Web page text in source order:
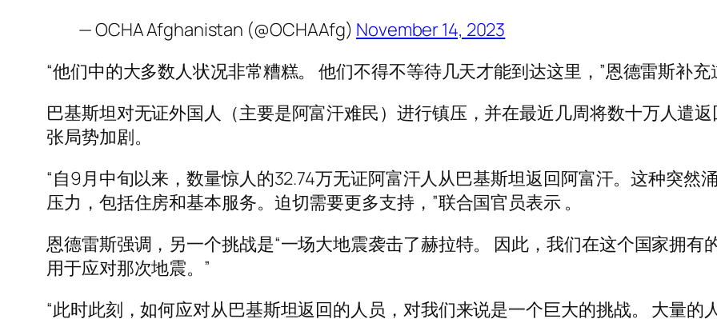
— OCHA Afghanistan (@OCHAAfg) November 14, 2023
“他们中的大多数人状况非常糟糕。 他们不得不等待几天才能到达这里，”恩德雷斯补充
巴基斯坦对无证外国人（主要是阿富汗难民）进行镇压，并在最近几周将数十万人遣
张局势加剧。
“自9月中旬以来，数量惊人的32.74万无证阿富汗人从巴基斯坦返回阿富汗。这种突然
压力，包括住房和基本服务。迫切需要更多支持，”联合国官员表示 。
恩德雷斯强调，另一个挑战是“一场大地震袭击了赫拉特。 因此，我们在这个国家拥
用于应对那次地震。”
“此时此刻，如何应对从巴基斯坦返回的人员，对我们来说是一个巨大的挑战。 大量的